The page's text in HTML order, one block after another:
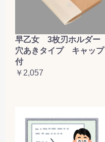
早乙女 3枚刃ホルダー
穴あきタイプ キャップ
付
￥2,057